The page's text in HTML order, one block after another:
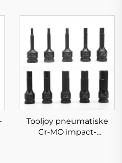
skruetrækkere
Tooljoy pneumatiske
Cr-MO impact-